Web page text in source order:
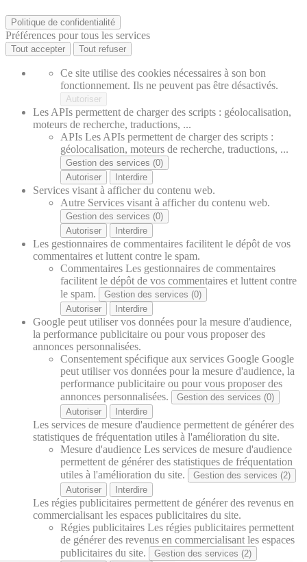
Politique de confidentialité
Préférences pour tous les services
Tout accepter Tout refuser
Ce site utilise des cookies nécessaires à son bon
fonctionnement. Ils ne peuvent pas être désactivés.
Autoriser
Les APIs permettent de charger des scripts : géolocalisation,
moteurs de recherche, traductions, ...
APIs Les APIs permettent de charger des scripts :
géolocalisation, moteurs de recherche, traductions, ...
Gestion des services (0)
Autoriser
Interdire
Services visant à afficher du contenu web.
Autre Services visant à afficher du contenu web.
Gestion des services (0)
Autoriser
Interdire
Les gestionnaires de commentaires facilitent le dépôt de vos
commentaires et luttent contre le spam.
Commentaires Les gestionnaires de commentaires
facilitent le dépôt de vos commentaires et luttent contre
le spam.
Gestion des services (0)
Autoriser
Interdire
Google peut utiliser vos données pour la mesure d'audience,
la performance publicitaire ou pour vous proposer des
annonces personnalisées.
Consentement spécifique aux services Google Google
peut utiliser vos données pour la mesure d'audience, la
performance publicitaire ou pour vous proposer des
annonces personnalisées.
Gestion des services (0)
Autoriser
Interdire
Les services de mesure d'audience permettent de générer des
statistiques de fréquentation utiles à l'amélioration du site.
Mesure d'audience Les services de mesure d'audience
permettent de générer des statistiques de fréquentation
utiles à l'amélioration du site.
Gestion des services (2)
Autoriser
Interdire
Les régies publicitaires permettent de générer des revenus en
commercialisant les espaces publicitaires du site.
Régies publicitaires Les régies publicitaires permettent
de générer des revenus en commercialisant les espaces
publicitaires du site.
Gestion des services (2)